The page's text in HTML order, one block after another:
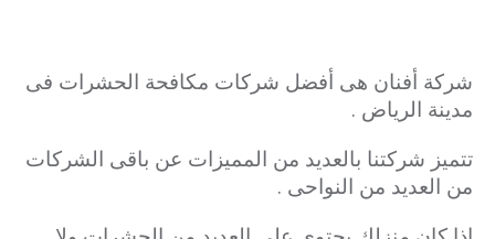
شركة أفنان هى أفضل شركات مكافحة الحشرات فى
مدينة الرياض .
تتميز شركتنا بالعديد من المميزات عن باقى الشركات
من العديد من النواحى .